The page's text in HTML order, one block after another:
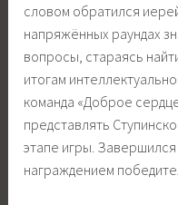
словом обратился
напряжённых раундах
вопросы, стараясь
итогам
команда «Доброе
представлять
этапе игры.
награждением